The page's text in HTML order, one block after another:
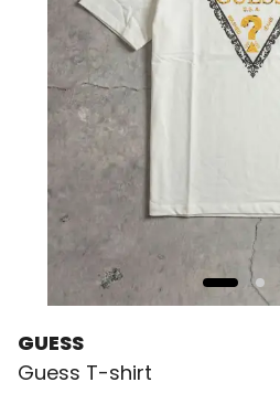
GUESS
Guess T-shirt